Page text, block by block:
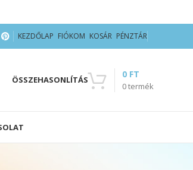
KEZDŐLAP FIÓKOM KOSÁR PÉNZTÁR
ÖSSZEHASONLÍTÁS
0termék
0 FT